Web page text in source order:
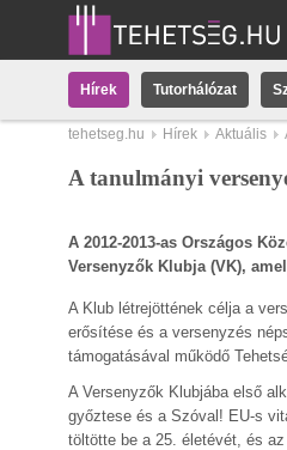
Hírek Tutorhálózat
tehetseg.hu Hírek Aktuális
A tanulmányi
A 2012-2013-as Országos
Versenyzők Klubja (VK),
A Klub létrejöttének célja a
erősítése és a versenyzés
támogatásával működő
A Versenyzők Klubjába első
győztese és a Szóval! EU-s
töltötte be a 25. életévét, és